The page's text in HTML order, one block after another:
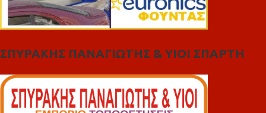
ΣΠΥΡΑΚΗΣ ΠΑΝΑΓΙΩΤΗΣ & YIOI ΣΠΑΡΤΗ